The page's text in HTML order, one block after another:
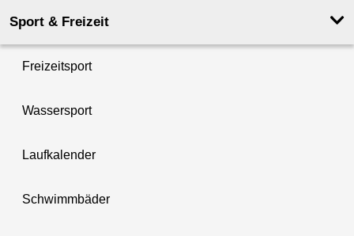
Sport & Freizeit
Freizeitsport
Wassersport
Laufkalender
Schwimmbäder